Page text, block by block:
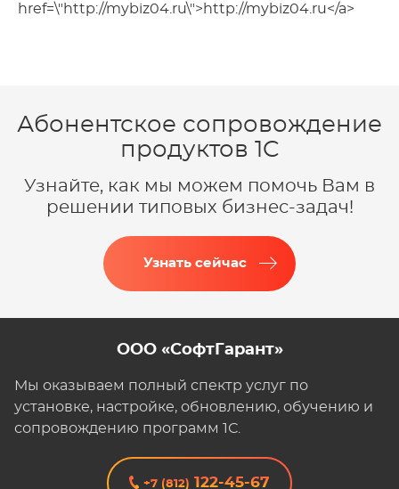
href=\"http://mybiz04.ru\">http://mybiz04.ru</a>
Абонентское сопровождение
продуктов 1C
Узнайте, как мы можем помочь Вам в
решении типовых бизнес-задач!
Узнать сейчас
ООО «СофтГарант»
Мы оказываем полный спектр услуг по
установке, настройке, обновлению, обучению и
сопровождению программ 1С.
+7 (812) 122-45-67